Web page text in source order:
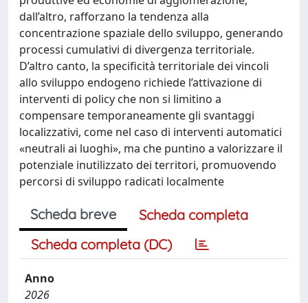
dall’altro, rafforzano la tendenza alla
concentrazione spaziale dello sviluppo, generando
processi cumulativi di divergenza territoriale.
D’altro canto, la specificità territoriale dei vincoli
allo sviluppo endogeno richiede l’attivazione di
interventi di policy che non si limitino a
compensare temporaneamente gli svantaggi
localizzativi, come nel caso di interventi automatici
«neutrali ai luoghi», ma che puntino a valorizzare il
potenziale inutilizzato dei territori, promuovendo
percorsi di sviluppo radicati localmente
Scheda breve
Scheda completa
Scheda completa (DC)
Anno
2026